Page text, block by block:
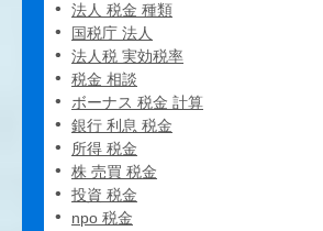
法人 税金 種類
国税庁 法人
法人税 実効税率
税金 相談
ボーナス 税金 計算
銀行 利息 税金
所得 税金
株 売買 税金
投資 税金
npo 税金